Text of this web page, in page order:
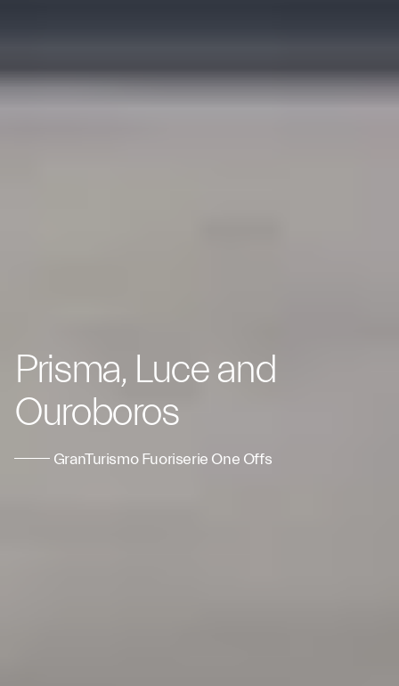
Prisma, Luce and
Ouroboros
GranTurismo Fuoriserie One Offs